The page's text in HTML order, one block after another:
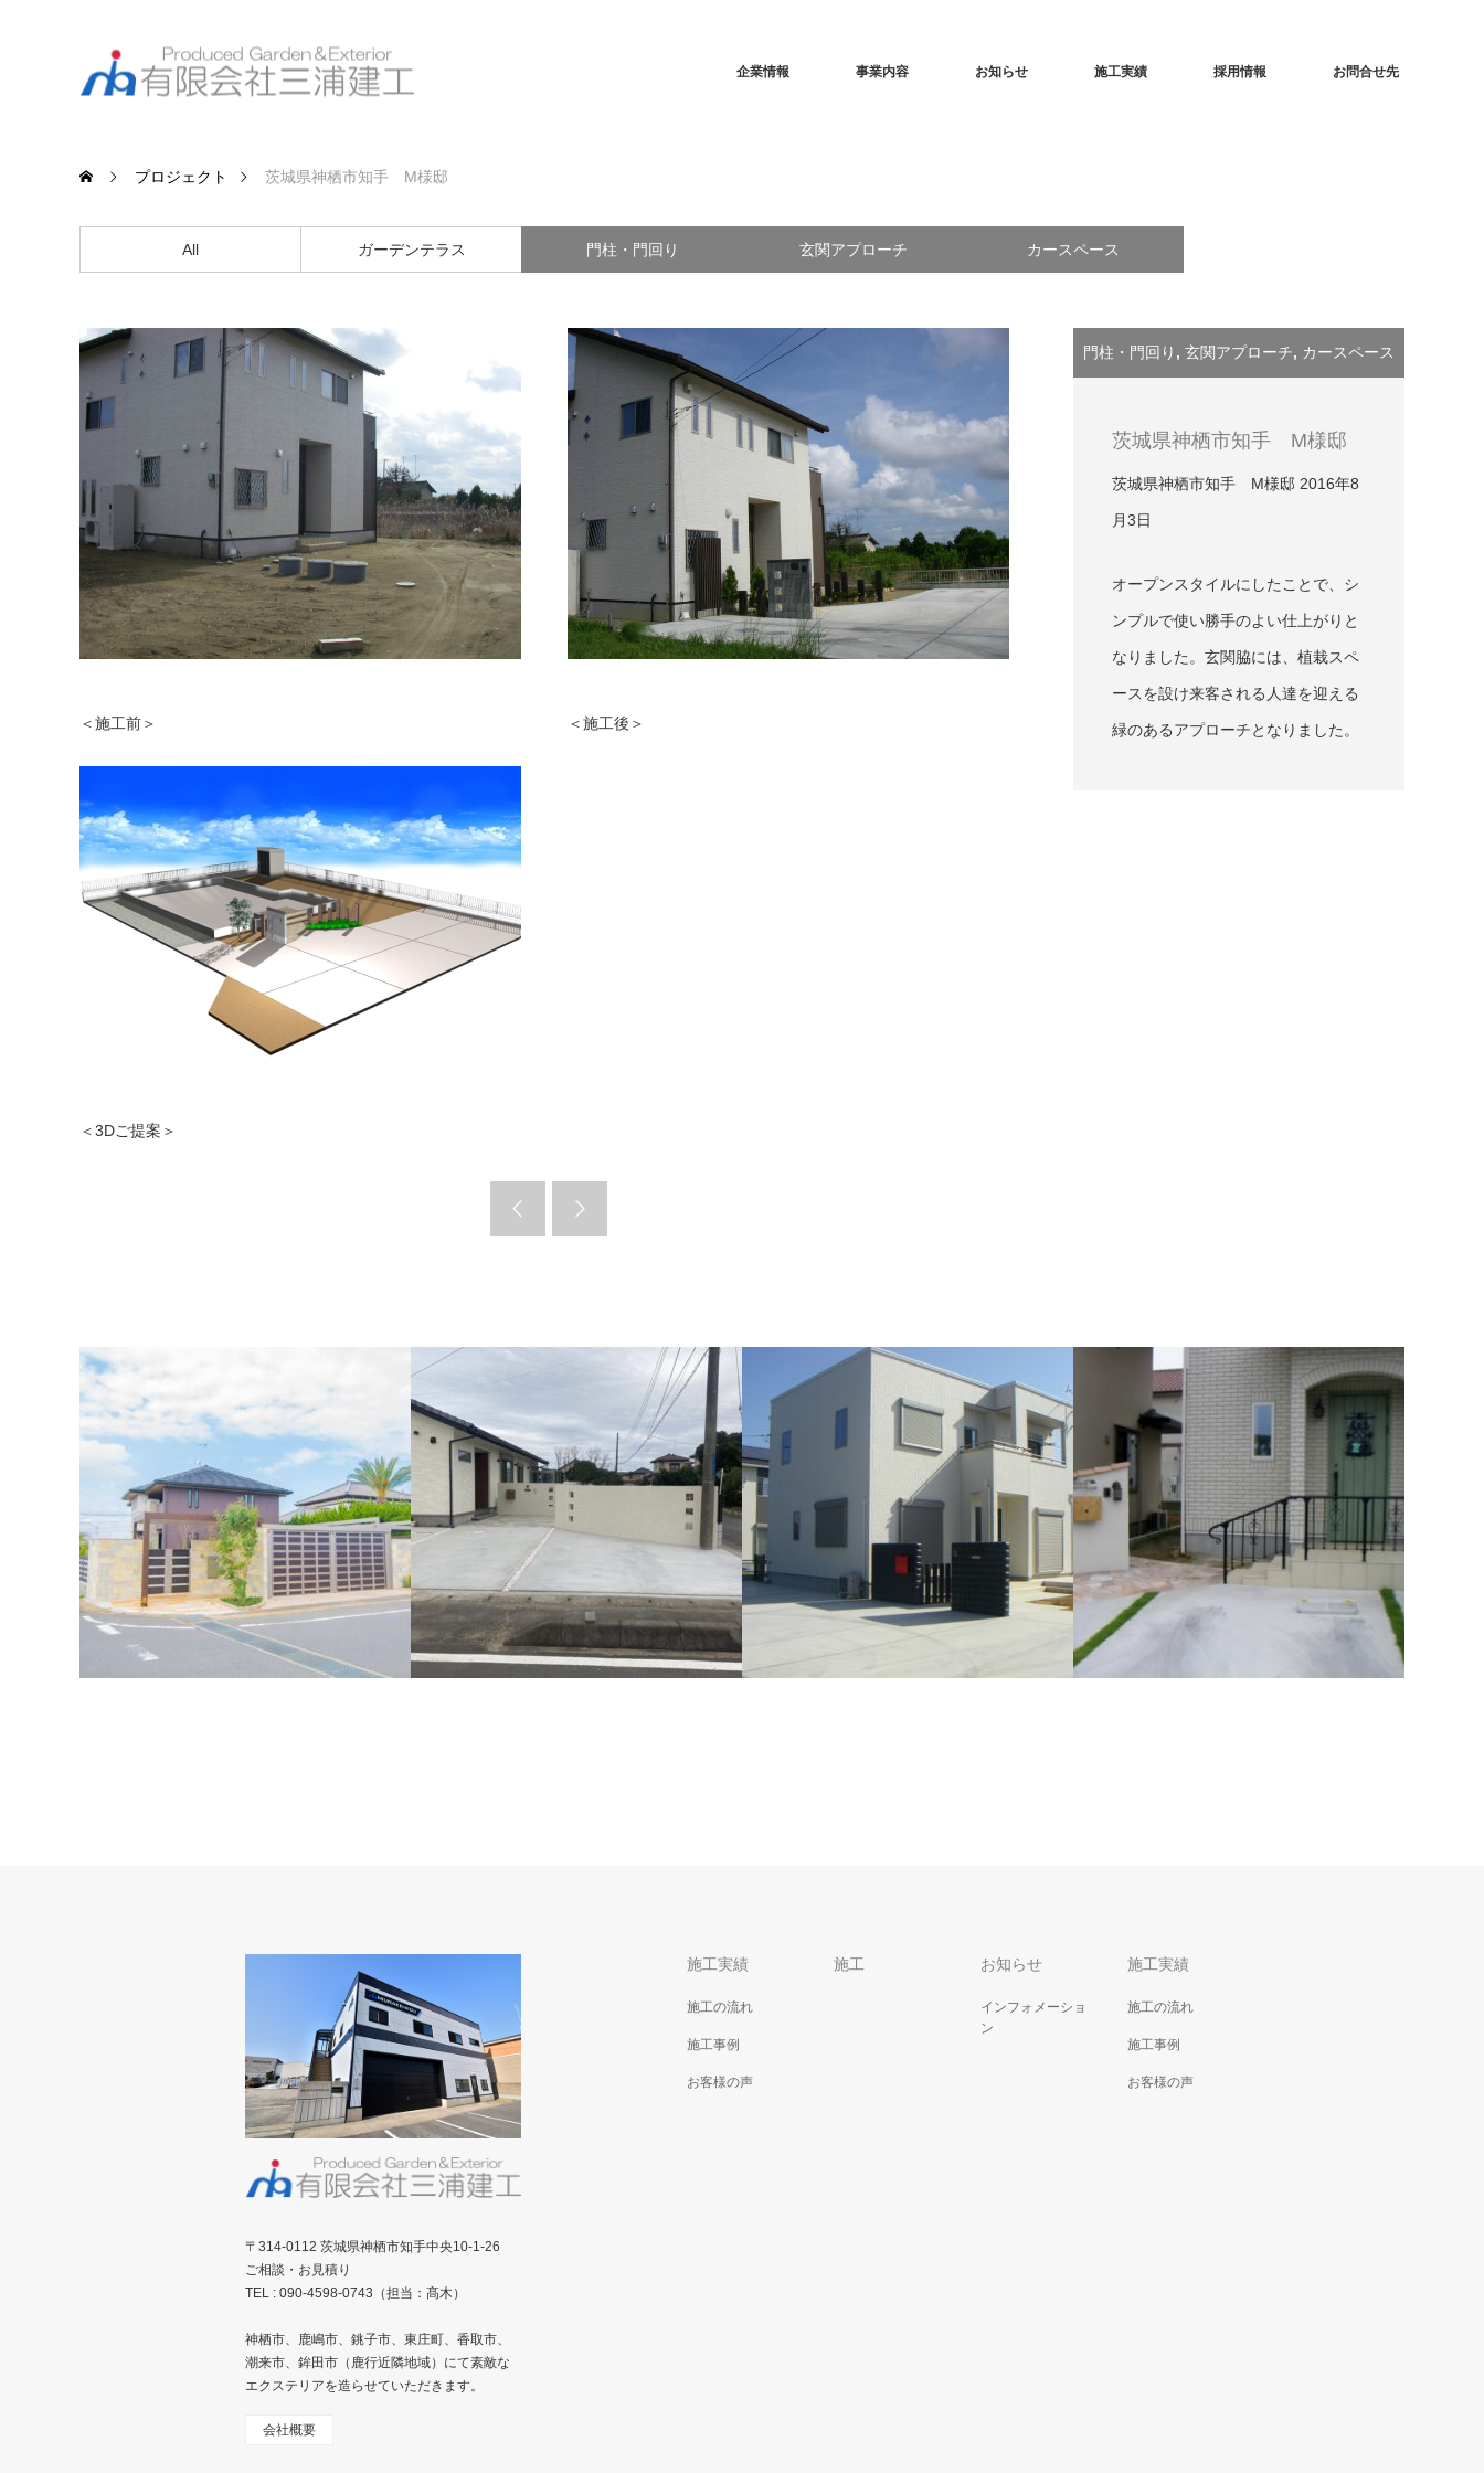
企業情報 事業内容 お知らせ 施工実績 採用情報 お問合せ先
プロジェクト 茨城県神栖市知手 M様邸
All ガーデンテラス 門柱・門回り 玄関アプローチ カースペース
門柱・門回り , 玄関アプローチ, カースペース
茨城県神栖市知手 M様邸
茨城県神栖市知手 M様邸 2016年8
月3日
オープンスタイルにしたことで、シ
ンプルで使い勝手のよい仕上がりと
なりました。玄関脇には、植栽スペ
ースを設け来客される人達を迎える
緑のあるアプローチとなりました。
＜施工前＞ ＜施工後＞
＜3Dご提案＞
施工実績
施工の流れ
施工事例
お客様の声
施工 お知らせ
インフォメーショ
ン
施工実績
施工の流れ
施工事例
お客様の声
〒314-0112 茨城県神栖市知手中央10-1-26
ご相談・お見積り
TEL : 090-4598-0743（担当：髙木）
神栖市、鹿嶋市、銚子市、東庄町、香取市、
潮来市、鉾田市（鹿行近隣地域）にて素敵な
エクステリアを造らせていただきます。
会社概要